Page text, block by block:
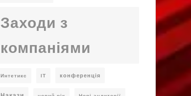
Заходи з
компаніями
Интетикс ІТ конференція